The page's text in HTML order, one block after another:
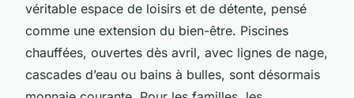
véritable espace de loisirs et de détente, pensé
comme une extension du bien-être. Piscines
chauffées, ouvertes dès avril, avec lignes de nage,
cascades d’eau ou bains à bulles, sont désormais